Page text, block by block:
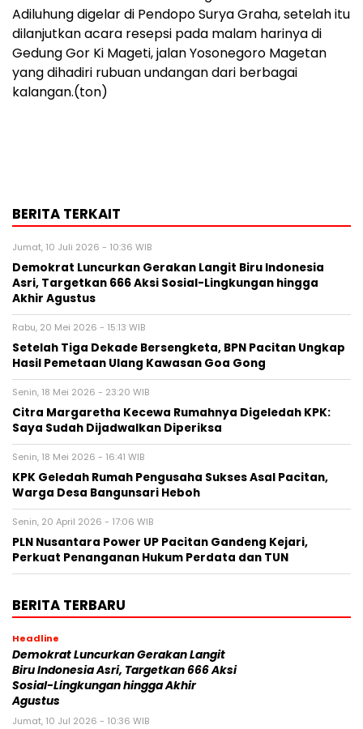
Adiluhung digelar di Pendopo Surya Graha, setelah itu
dilanjutkan acara resepsi pada malam harinya di
Gedung Gor Ki Mageti, jalan Yosonegoro Magetan
yang dihadiri rubuan undangan dari berbagai
kalangan.(ton)
BERITA TERKAIT
Jumat, 10 Juli 2026 - 10:36 WIB
Demokrat Luncurkan Gerakan Langit Biru Indonesia
Asri, Targetkan 666 Aksi Sosial-Lingkungan hingga
Akhir Agustus
Rabu, 20 Mei 2026 - 15:13 WIB
Setelah Tiga Dekade Bersengketa, BPN Pacitan Ungkap
Hasil Pemetaan Ulang Kawasan Goa Gong
Senin, 18 Mei 2026 - 23:20 WIB
Citra Margaretha Kecewa Rumahnya Digeledah KPK:
Saya Sudah Dijadwalkan Diperiksa
Senin, 18 Mei 2026 - 16:41 WIB
KPK Geledah Rumah Pengusaha Sukses Asal Pacitan,
Warga Desa Bangunsari Heboh
Senin, 20 April 2026 - 17:06 WIB
PLN Nusantara Power UP Pacitan Gandeng Kejari,
Perkuat Penanganan Hukum Perdata dan TUN
BERITA TERBARU
Headline
Demokrat Luncurkan Gerakan Langit
Biru Indonesia Asri, Targetkan 666 Aksi
Sosial-Lingkungan hingga Akhir
Agustus
Jumat, 10 Jul 2026 - 10:36 WIB